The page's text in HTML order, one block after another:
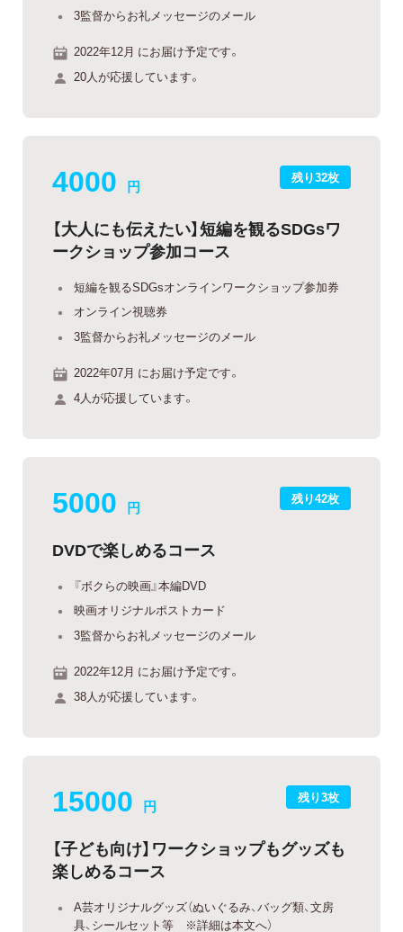
3監督からお礼メッセージのメール
2022年12月 にお届け予定です。
20人が応援しています。
残り32枚
4000 円
【大人にも伝えたい】短編を観るSDGsワ
ークショップ参加コース
短編を観るSDGsオンラインワークショップ参加券
オンライン視聴券
3監督からお礼メッセージのメール
2022年07月 にお届け予定です。
4人が応援しています。
残り42枚
5000 円
DVDで楽しめるコース
『ボクらの映画』本編DVD
映画オリジナルポストカード
3監督からお礼メッセージのメール
2022年12月 にお届け予定です。
38人が応援しています。
残り3枚
15000 円
【子ども向け】ワークショップもグッズも
楽しめるコース
A芸オリジナルグッズ（ぬいぐるみ、バッグ類、文房
具、シールセット等 ※詳細は本文へ）